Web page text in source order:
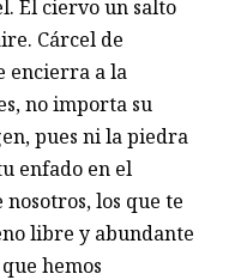
El ciervo un salto
Cárcel de
encierra a la
no importa su
pues ni la piedra
enfado en el
los que te
libre y abundante
hemos